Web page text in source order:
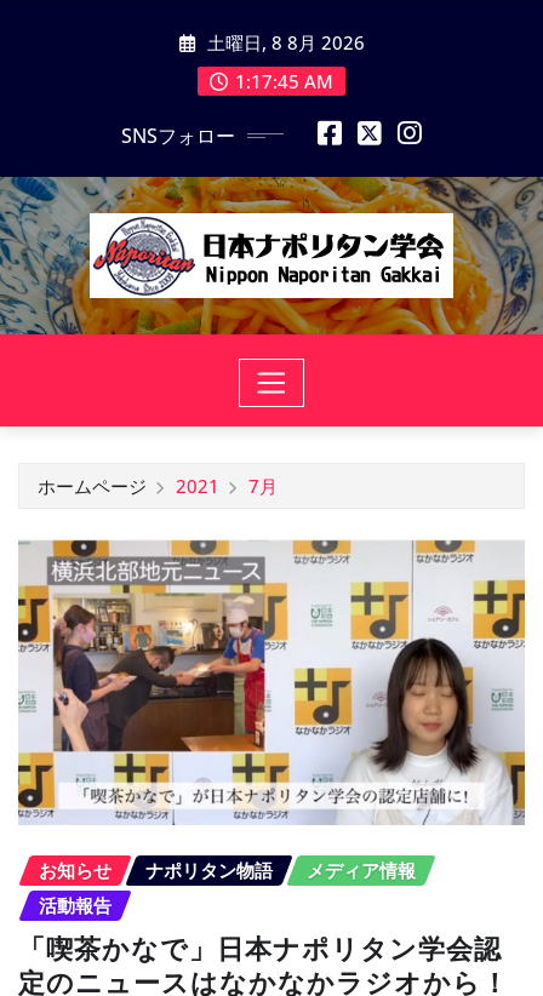
に
ス
キ
ッ
プ
土曜日, 8 8月 2026
1:17:46 AM
SNSフォロー
ホームページ 2021 7月
お知らせ ナポリタン物語
メディア情報
活動報告
「喫茶かなで」日本ナポリタン学会認
定のニュースはなかなかラジオから！